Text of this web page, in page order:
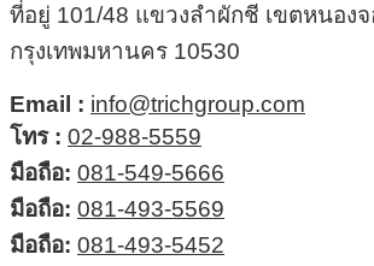
ที่อยู่ 101/48 แขวงลำผักชี เขตหนองจ
กรุงเทพมหานคร 10530
Email : info@trichgroup.com
โทร : 02-988-5559
มือถือ: 081-549-5666
มือถือ: 081-493-5569
มือถือ: 081-493-5452